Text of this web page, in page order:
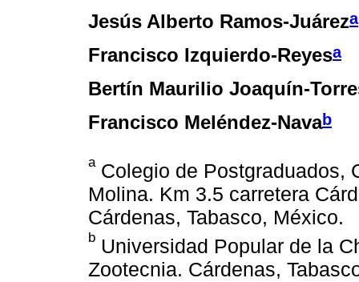
Jesús Alberto Ramos-Juáreza
Francisco Izquierdo-Reyesa
Bertín Maurilio Joaquín-
Francisco Meléndez-Navab
aColegio de Postgraduados,
Molina. Km 3.5 carretera
Cárdenas, Tabasco, México.
b Universidad Popular de la
Zootecnia. Cárdenas,